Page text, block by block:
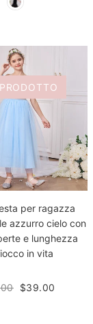
per ragazza
azzurro cielo con
e lunghezza
in vita
$39.00